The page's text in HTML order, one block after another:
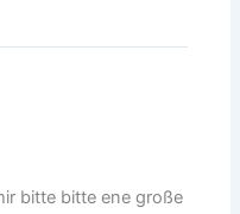
bitte bitte ene große